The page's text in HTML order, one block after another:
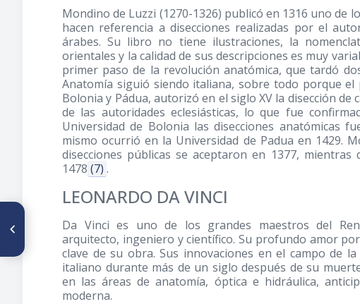
Mondino de Luzzi (1270-1326) publicó en 1316 uno de
hacen referencia a disecciones realizadas por el
árabes. Su libro no tiene ilustraciones, la
orientales y la calidad de sus descripciones es muy
primer paso de la revolución anatómica, que tardó
Anatomía siguió siendo italiana, sobre todo porque
Bolonia y Pádua, autorizó en el siglo XV la disección
de las autoridades eclesiásticas, lo que fue
Universidad de Bolonia las disecciones anatómicas
mismo ocurrió en la Universidad de Padua en 1429.
disecciones públicas se aceptaron en 1377,
1478 (7) .
LEONARDO DA VINCI
Da Vinci es uno de los grandes maestros del
arquitecto, ingeniero y científico. Su profundo amor
clave de su obra. Sus innovaciones en el campo de
italiano durante más de un siglo después de su
en las áreas de anatomía, óptica e hidráulica,
moderna.
Craneología indígena de
Venezuela. Cráneos no
deformados y deformados.
La pica, estado Aragua,
Venezuela